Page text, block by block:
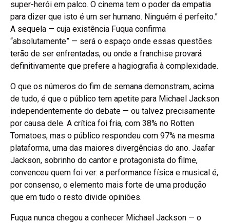
super-herói em palco. O cinema tem o poder da empatia
para dizer que isto é um ser humano. Ninguém é perfeito.”
A sequela — cuja existência Fuqua confirma
“absolutamente” — será o espaço onde essas questões
terão de ser enfrentadas, ou onde a franchise provará
definitivamente que prefere a hagiografia à complexidade.
O que os números do fim de semana demonstram, acima
de tudo, é que o público tem apetite para Michael Jackson
independentemente do debate — ou talvez precisamente
por causa dele. A crítica foi fria, com 38% no Rotten
Tomatoes, mas o público respondeu com 97% na mesma
plataforma, uma das maiores divergências do ano. Jaafar
Jackson, sobrinho do cantor e protagonista do filme,
convenceu quem foi ver: a performance física e musical é,
por consenso, o elemento mais forte de uma produção
que em tudo o resto divide opiniões.
Fuqua nunca chegou a conhecer Michael Jackson — o